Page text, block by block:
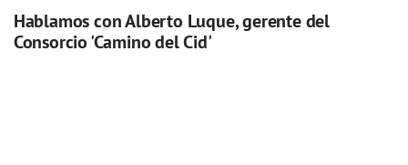
Hablamos con Alberto Luque, gerente del
Consorcio 'Camino del Cid'